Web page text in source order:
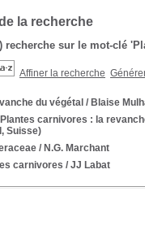
la recherche
recherche sur le mot-clé
Affiner la recherche
du végétal / Blaise
Plantes carnivores : la
Suisse)
/ N.G. Marchant
carnivores / JJ Labat